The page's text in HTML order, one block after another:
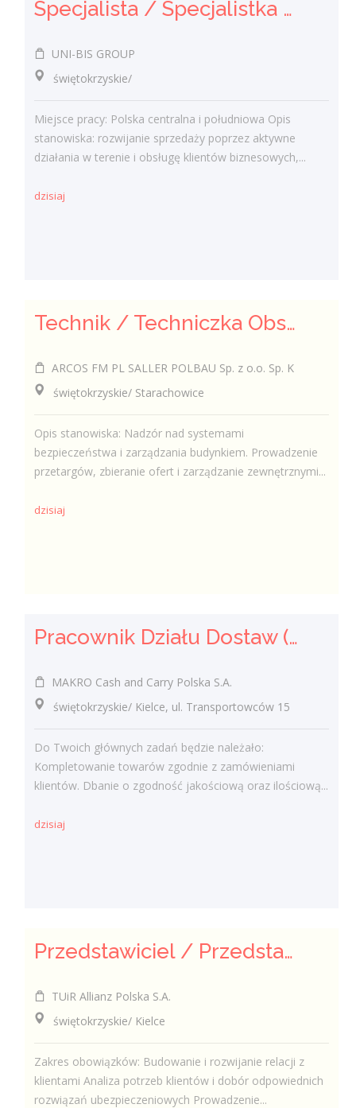
Specjalista / Specjalistka ds. sprzedaży rozwiązań technicznych
UNI-BIS GROUP
świętokrzyskie/
Miejsce pracy: Polska centralna i południowa Opis
stanowiska: rozwijanie sprzedaży poprzez aktywne
działania w terenie i obsługę klientów biznesowych,...
dzisiaj
Technik / Techniczka Obsługi Budynku
ARCOS FM PL SALLER POLBAU Sp. z o.o. Sp. K
świętokrzyskie/ Starachowice
Opis stanowiska: Nadzór nad systemami
bezpieczeństwa i zarządzania budynkiem. Prowadzenie
przetargów, zbieranie ofert i zarządzanie zewnętrznymi...
dzisiaj
Pracownik Działu Dostaw (K/M)
MAKRO Cash and Carry Polska S.A.
świętokrzyskie/ Kielce, ul. Transportowców 15
Do Twoich głównych zadań będzie należało:
Kompletowanie towarów zgodnie z zamówieniami
klientów. Dbanie o zgodność jakościową oraz ilościową...
dzisiaj
Przedstawiciel / Przedstawicielka ds. sprzedaży ubezpieczeń majątkowych
TUiR Allianz Polska S.A.
świętokrzyskie/ Kielce
Zakres obowiązków: Budowanie i rozwijanie relacji z
klientami Analiza potrzeb klientów i dobór odpowiednich
rozwiązań ubezpieczeniowych Prowadzenie...